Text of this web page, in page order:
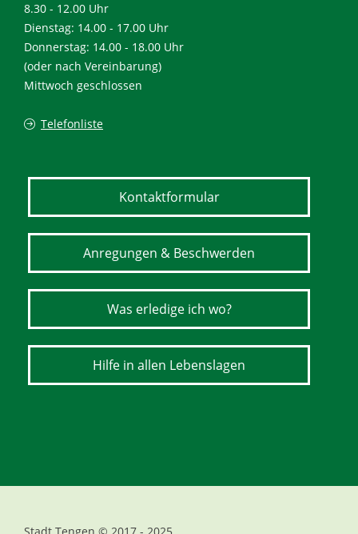
8.30 - 12.00 Uhr
Dienstag: 14.00 - 17.00 Uhr
Donnerstag: 14.00 - 18.00 Uhr
(oder nach Vereinbarung)
Mittwoch geschlossen
Telefonliste
Kontaktformular
Anregungen & Beschwerden
Was erledige ich wo?
Hilfe in allen Lebenslagen